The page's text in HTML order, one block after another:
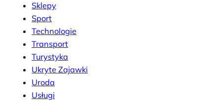
Sklepy
Sport
Technologie
Transport
Turystyka
Ukryte Zajawki
Uroda
Usługi